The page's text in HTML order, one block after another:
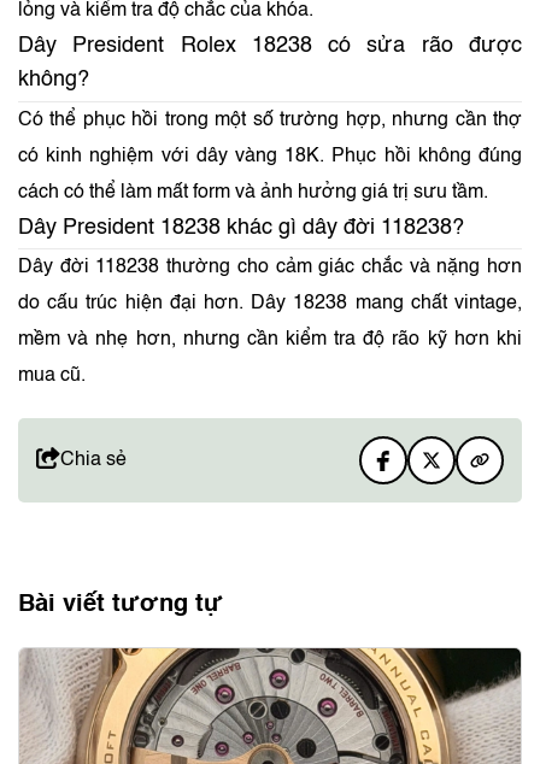
lỏng và kiểm tra độ chắc của khóa.
Dây President Rolex 18238 có sửa rão được
không?
Có thể phục hồi trong một số trường hợp, nhưng cần thợ
có kinh nghiệm với dây vàng 18K. Phục hồi không đúng
cách có thể làm mất form và ảnh hưởng giá trị sưu tầm.
Dây President 18238 khác gì dây đời 118238?
Dây đời 118238 thường cho cảm giác chắc và nặng hơn
do cấu trúc hiện đại hơn. Dây 18238 mang chất vintage,
mềm và nhẹ hơn, nhưng cần kiểm tra độ rão kỹ hơn khi
mua cũ.
Chia sẻ
Bài viết tương tự